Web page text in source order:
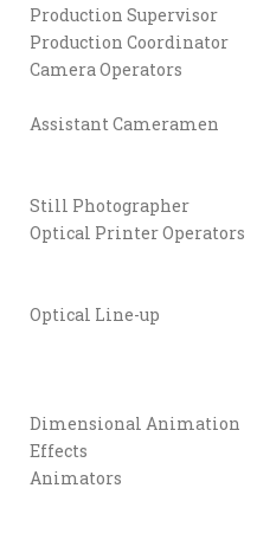
Production Supervisor
Production Coordinator
Camera Operators
Assistant Cameramen
Still Photographer
Optical Printer Operators
Optical Line-up
Dimensional Animation
Effects
Animators